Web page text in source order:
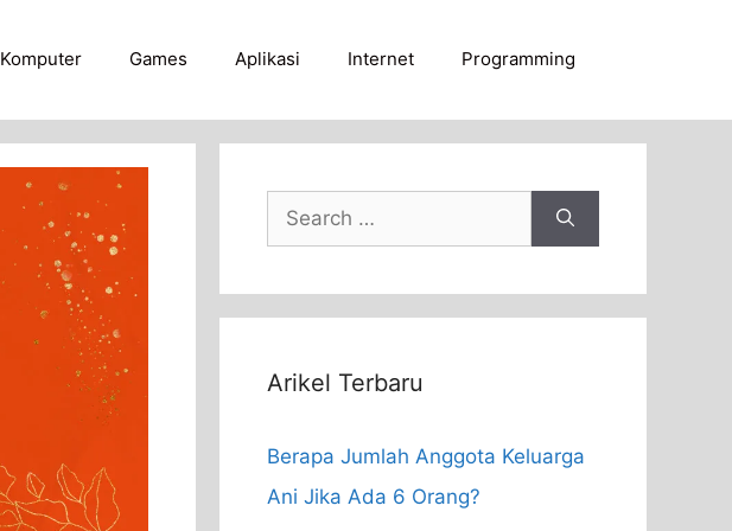
Komputer Games Aplikasi Internet Programming
Search
for:
Arikel Terbaru
Berapa Jumlah Anggota Keluarga
Ani Jika Ada 6 Orang?